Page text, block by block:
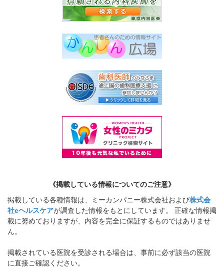
《掲載している情報についてのご注意》
掲載している各種情報は、ミーカンパニー株式会社および株式会
社eヘルスケアが調査した情報をもとにしています。 正確な情報掲
載に努めておりますが、内容を完全に保証するものではありませ
ん。
掲載されている医院を受診される場合は、事前に必ず該当の医院
に直接ご確認ください。